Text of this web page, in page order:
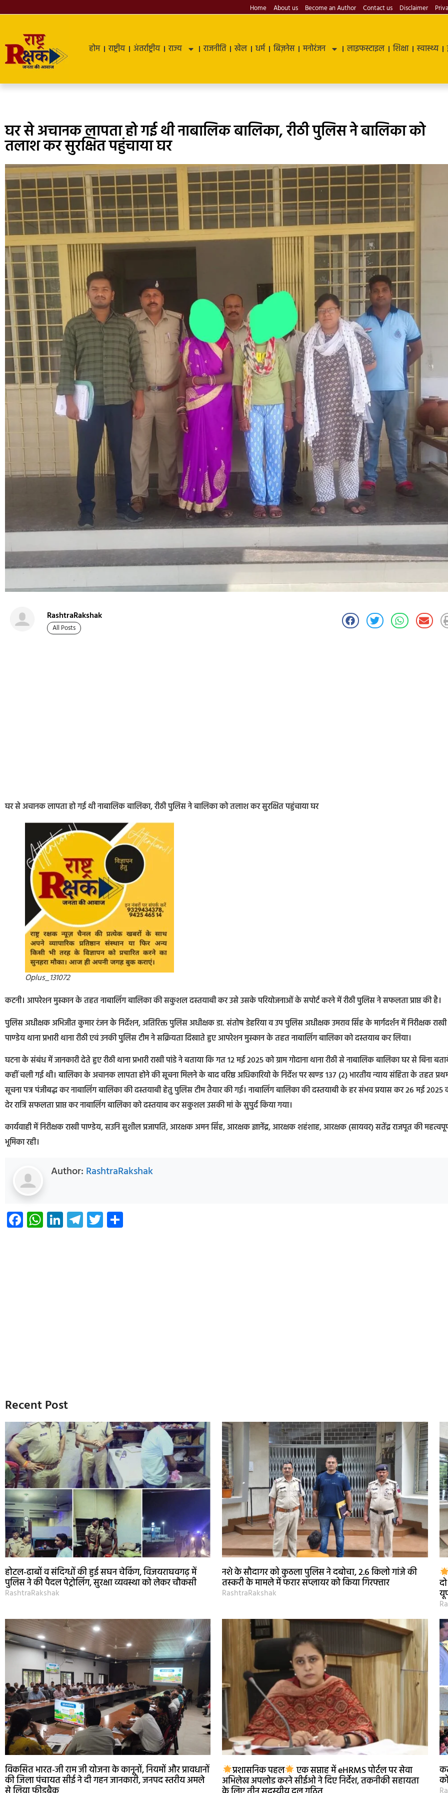
Home About us Become an Author Contact us Disclaimer
होम राष्ट्रीय अंतर्राष्ट्रीय राज्य राजनीति खेल धर्म बिज़नेस मनोरंजन लाइफस्टाइल शिक्षा स्वास्थ्य
घर से अचानक लापता हो गई थी नाबालिक बालिका, रीठी पुलिस ने बालिका को
तलाश कर सुरक्षित पहुंचाया घर
RashtraRakshak
All Posts
घर से अचानक लापता हो गई थी नाबालिक बालिका, रीठी पुलिस ने बालिका को तलाश कर सुरक्षित पहुंचाया घर
Oplus_131072
कटनी। आपरेशन मुस्कान के तहत नाबालिंग बालिका की सकुशल दस्तयाबी कर उसे उसके परियोजनाओं के सपोर्ट करने में रीठी पुलिस ने सफलता प्राप्त की है।
पुलिस अधीक्षक अभिजीत कुमार रंजन के निर्देशन, अतिरिक्त पुलिस अधीक्षक डा. संतोष डेहरिया व उप पुलिस अधीक्षक उमराव सिंह के मार्गदर्शन में निरीक्षक राखी
पाण्डेय थाना प्रभारी थाना रीठी एवं उनकी पुलिस टीम ने सक्रियता दिखाते हुए आपरेशन मुस्कान के तहत नाबालिंग बालिका को दस्तयाब कर लिया।
घटना के संबंध में जानकारी देते हुए रीठी थाना प्रभारी राखी पांडे ने बताया कि गत 12 मई 2025 को ग्राम गोदाना थाना रीठी से नाबालिक बालिका घर से बिना
कहीं चली गई थी। बालिका के अचानक लापता होने की सूचना मिलने के बाद वरिष्ठ अधिकारियो के निर्देश पर खण्ड 137 (2) भारतीय न्याय संहिता के तहत
सूचना पत्र पंजीबद्ध कर नाबालिंग बालिका की दस्तयाबी हेतु पुलिस टीम तैयार की गई। नाबालिंग बालिका की दस्तयाबी के हर संभव प्रयास कर 26 मई 2025
देर रात्रि सफलता प्राप्त कर नाबालिंग बालिका को दस्तयाब कर सकुशल उसकी मां के सुपुर्द किया गया।
कार्यवाही में निरीक्षक राखी पाण्डेय, सउनि सुशील प्रजापति, आरक्षक अमन सिंह, आरक्षक ज्ञानेंद्र, आरक्षक शहंशाह, आरक्षक (सायवर) सतेंद्र राजपूत की
भूमिका रही।
Author: RashtraRakshak
Facebook
WhatsApp
LinkedIn
Telegram
Twitter
Recent Post
होटल-ढाबों व संदिग्धों की हुई सघन चेकिंग, विजयराघवगढ़ में
पुलिस ने की पैदल पेट्रोलिंग, सुरक्षा व्यवस्था को लेकर चौकसी
RashtraRakshak
नशे के सौदागर को कुठला पुलिस ने दबोचा, 2.6 किलो गांजे की
तस्करी के मामले में फरार सप्लायर को किया गिरफ्तार
RashtraRakshak
विकसित भारत-जी राम जी योजना के कानूनों, नियमों और प्रावधानों
की जिला पंचायत सीई ने दी गहन जानकारी, जनपद स्तरीय अमले
प्रशासनिक पहल एक सप्ताह में eHRMS पोर्टल पर सेवा
अभिलेख अपलोड करने सीईओ ने दिए निर्देश, तकनीकी सहायता